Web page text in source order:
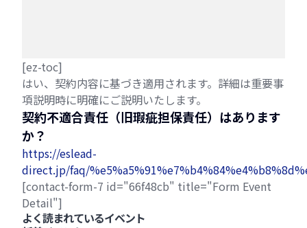
[ez-toc]
はい、契約内容に基づき適用されます。詳細は重要事
項説明時に明確にご説明いたします。
契約不適合責任（旧瑕疵担保責任）はあります
か？
https://eslead-
direct.jp/faq/
[contact-form-7 id="66f48cb" title="Form Event
Detail"]
よく読まれているイベント